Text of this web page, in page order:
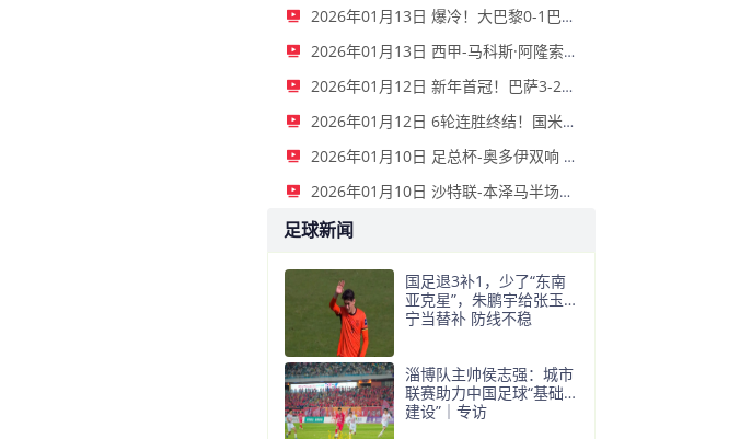
2026年01月13日 爆冷！大巴黎0-1巴黎FC止步法国杯32强 登贝莱失单刀埃梅里中框
2026年01月13日 西甲-马科斯·阿隆索点射制胜 塞尔塔客场1-0塞维利亚
2026年01月12日 新年首冠！巴萨3-2皇马卫冕西超杯 拉菲尼亚双响维尼修斯一条龙
2026年01月12日 6轮连胜终结！国米2-2那不勒斯 麦克托米奈双响恰20点射孔蒂染红
2026年01月10日 足总杯-奥多伊双响 点球大战诺丁汉森林6-7雷克瑟姆
2026年01月10日 沙特联-本泽马半场戴帽 吉达联合4-0拉斯永恒
足球新闻
国足退3补1，少了“东南
亚克星”，朱鹏宇给张玉
宁当替补 防线不稳
淄博队主帅侯志强：城市
联赛助力中国足球“基础
建设”｜专访